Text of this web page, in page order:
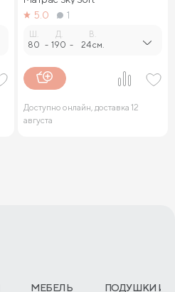
5.0
1
80 -
Д.
190 -
В.
24 см.
Доступно онлайн, доставка 12
августа
МЕБЕЛЬ ПОДУШКИ И